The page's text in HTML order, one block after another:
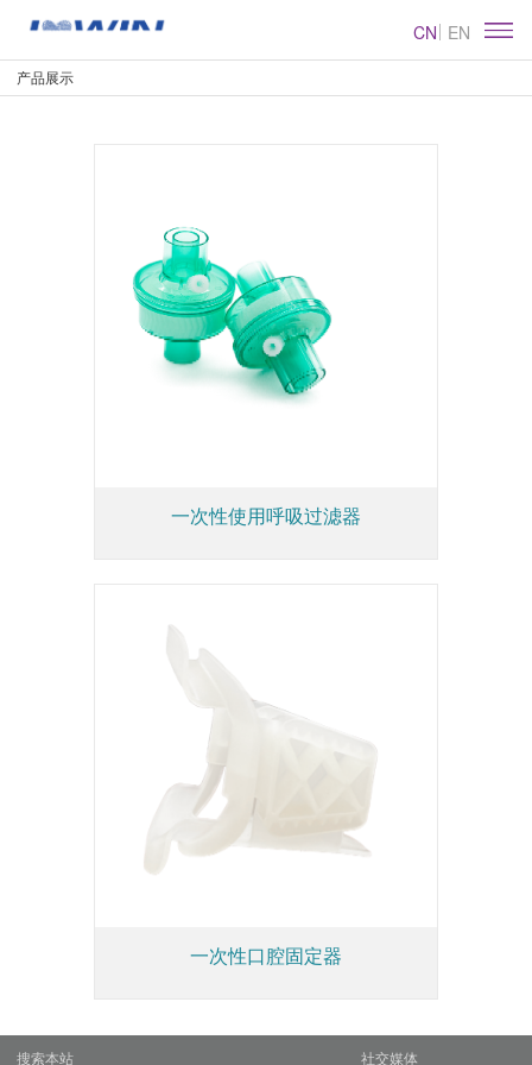
CN EN
产品展示
一次性使用呼吸过滤器
一次性口腔固定器
搜索本站 社交媒体